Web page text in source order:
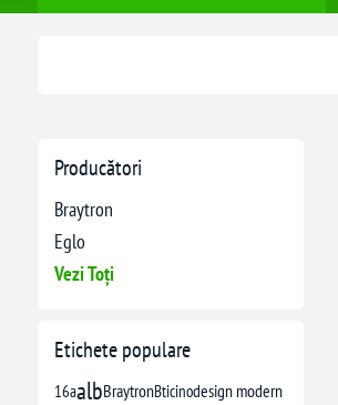
Producători
Braytron
Eglo
Vezi Toți
Etichete populare
16aalbBraytronBticinodesign modern